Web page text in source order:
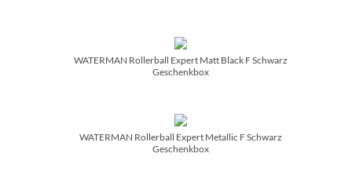
WATERMAN Rollerball Expert Matt Black F Schwarz
Geschenkbox
WATERMAN Rollerball Expert Metallic F Schwarz
Geschenkbox